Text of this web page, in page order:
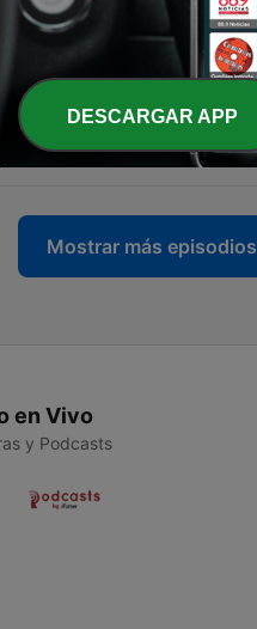
especial 8 M
Mostrar más episodios
en Vivo
y Podcasts
DESCARGAR APP